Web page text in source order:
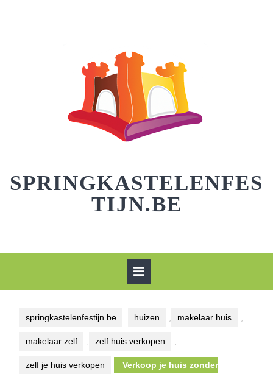
SPRINGKASTELENFES
TIJN.BE
springkastelenfestijn.be huizen makelaar huis
makelaar zelf zelf huis verkopen
zelf je huis verkopen Verkoop je huis zonder